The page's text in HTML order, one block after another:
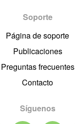
Soporte
Página de soporte
Publicaciones
Preguntas frecuentes
Contacto
Síguenos